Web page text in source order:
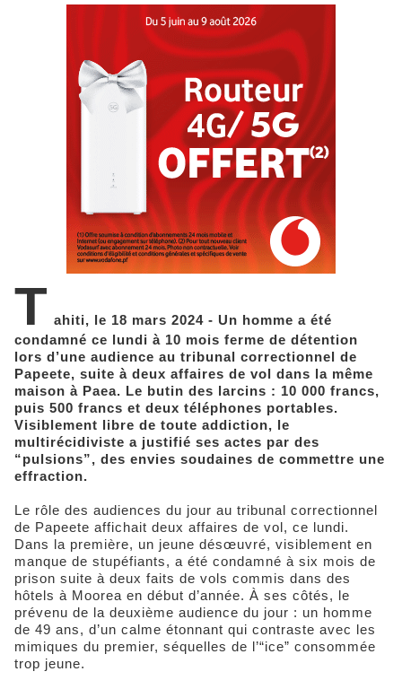
T ahiti, le 18 mars 2024 - Un homme a été
condamné ce lundi à 10 mois ferme de détention
lors d’une audience au tribunal correctionnel de
Papeete, suite à deux affaires de vol dans la même
maison à Paea. Le butin des larcins : 10 000 francs,
puis 500 francs et deux téléphones portables.
Visiblement libre de toute addiction, le
multirécidiviste a justifié ses actes par des
“pulsions”, des envies soudaines de commettre une
effraction.
Le rôle des audiences du jour au tribunal correctionnel
de Papeete affichait deux affaires de vol, ce lundi.
Dans la première, un jeune désœuvré, visiblement en
manque de stupéfiants, a été condamné à six mois de
prison suite à deux faits de vols commis dans des
hôtels à Moorea en début d’année. À ses côtés, le
prévenu de la deuxième audience du jour : un homme
de 49 ans, d’un calme étonnant qui contraste avec les
mimiques du premier, séquelles de l’“ice” consommée
trop jeune.